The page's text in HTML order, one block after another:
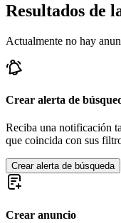
Ducati Panigale
Resultados de
Actualmente no hay
Crear alerta de
Reciba una notificación
que coincida con sus
Crear alerta de búsqueda
Crear anuncio